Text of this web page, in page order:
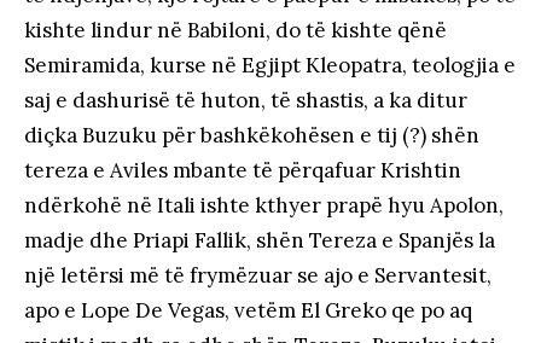
kishte lindur në Babiloni, do të kishte qënë
Semiramida, kurse në Egjipt Kleopatra, teologjia e
saj e dashurisë të huton, të shastis, a ka ditur
diçka Buzuku për bashkëkohësen e tij (?) shën
tereza e Aviles mbante të përqafuar Krishtin
ndërkohë në Itali ishte kthyer prapë hyu Apolon,
madje dhe Priapi Fallik, shën Tereza e Spanjës la
një letërsi më të frymëzuar se ajo e Servantesit,
apo e Lope De Vegas, vetëm El Greko qe po aq